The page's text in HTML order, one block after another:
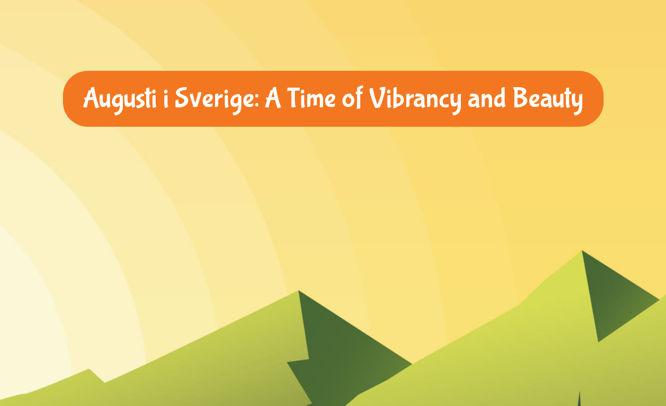
Augusti i Sverige: A Time of Vibrancy and Beauty